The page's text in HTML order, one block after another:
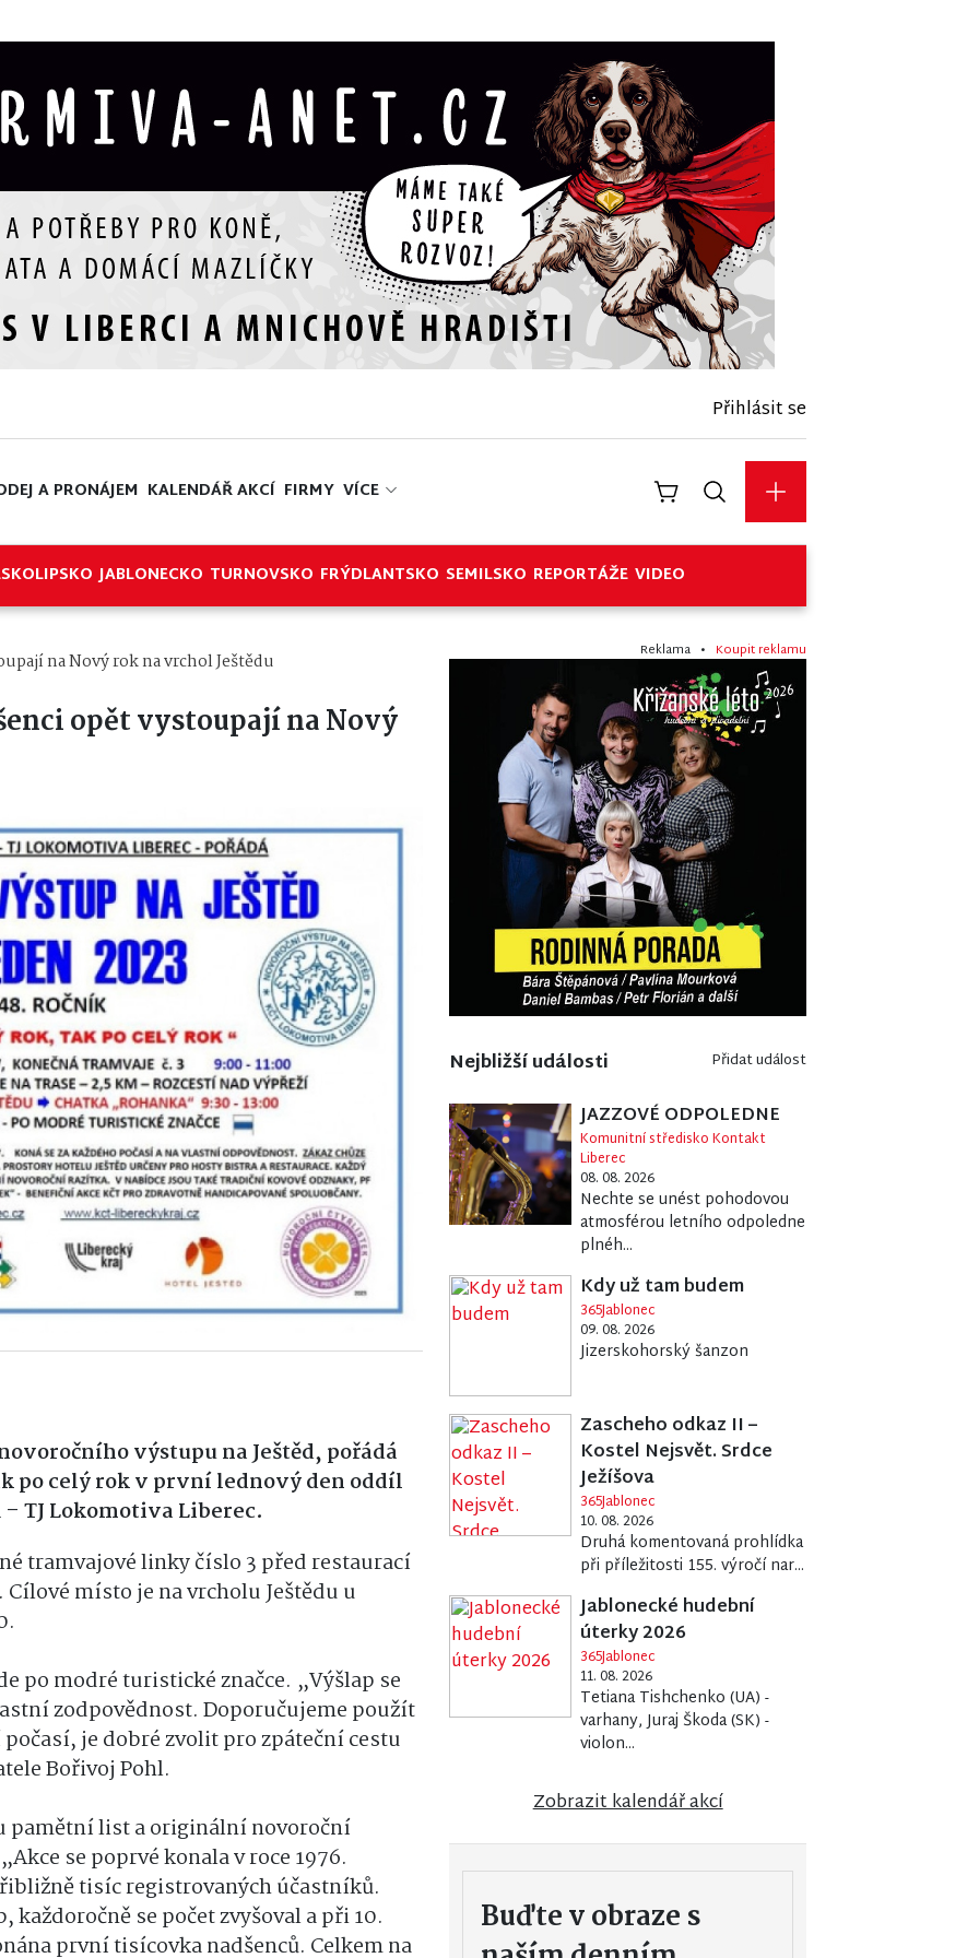
Přihlásit se
A PRONÁJEM KALENDÁŘ AKCÍ FIRMY VÍCE
JABLONECKO TURNOVSKO FRÝDLANTSKO SEMILSKO REPORTÁŽE VIDEO
na Nový rok na vrchol Ještědu
opět vystoupají na Nový
výstupu na Ještěd, pořádá
po celý rok v první lednový den oddíl
TJ Lokomotiva Liberec.
tramvajové linky číslo 3 před restaurací
Cílové místo je na vrcholu Ještědu u
po modré turistické značce. „Výšlap se
zodpovědnost. Doporučujeme použít
je dobré zvolit pro zpáteční cestu
Bořivoj Pohl.
pamětní list a originální novoroční
se poprvé konala v roce 1976.
tisíc registrovaných účastníků.
se počet zvyšoval a při 10.
první tisícovka nadšenců. Celkem na
Reklama • Koupit reklamu
Nejbližší události Přidat událost
JAZZOVÉ ODPOLEDNE
Komunitní středisko Kontakt
Liberec
08. 08. 2026
Nechte se unést pohodovou
atmosférou letního odpoledne
plnéh...
Kdy už tam budem
365Jablonec
09. 08. 2026
Jizerskohorský šanzon
Zascheho odkaz II –
Kostel Nejsvět. Srdce
Ježíšova
365Jablonec
10. 08. 2026
Druhá komentovaná prohlídka
při příležitosti 155. výročí nar...
Jablonecké hudební
úterky 2026
365Jablonec
11. 08. 2026
Tetiana Tishchenko (UA) -
varhany, Juraj Škoda (SK) -
violon...
Zobrazit kalendář akcí
Buďte v obraze s